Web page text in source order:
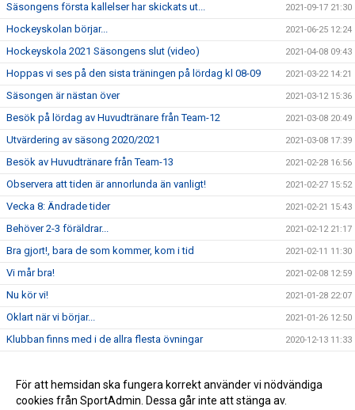
Säsongens första kallelser har skickats ut... 2021-09-17 21:30
Hockeyskolan börjar... 2021-06-25 12:24
Hockeyskola 2021 Säsongens slut (video) 2021-04-08 09:43
Hoppas vi ses på den sista träningen på lördag kl 08-09 2021-03-22 14:21
Säsongen är nästan över 2021-03-12 15:36
Besök på lördag av Huvudtränare från Team-12 2021-03-08 20:49
Utvärdering av säsong 2020/2021 2021-03-08 17:39
Besök av Huvudtränare från Team-13 2021-02-28 16:56
Observera att tiden är annorlunda än vanligt! 2021-02-27 15:52
Vecka 8: Ändrade tider 2021-02-21 15:43
Behöver 2-3 föräldrar... 2021-02-12 21:17
Bra gjort!, bara de som kommer, kom i tid 2021-02-11 11:30
Vi mår bra! 2021-02-08 12:59
Nu kör vi! 2021-01-28 22:07
Oklart när vi börjar... 2021-01-26 12:50
Klubban finns med i de allra flesta övningar 2020-12-13 11:33
Startdatumet är nu på plats 2020-11-27 21:17
Hockeyskolan börjar snart 2020-11-25 12:52
För att hemsidan ska fungera korrekt använder vi nödvändiga
cookies från SportAdmin. Dessa går inte att stänga av.